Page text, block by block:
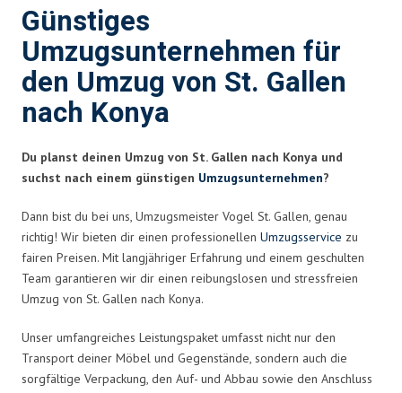
Günstiges
Umzugsunternehmen für
den Umzug von St. Gallen
nach Konya
Du planst deinen Umzug von St. Gallen nach Konya und
suchst nach einem günstigen Umzugsunternehmen?
Dann bist du bei uns, Umzugsmeister Vogel St. Gallen, genau
richtig! Wir bieten dir einen professionellen Umzugsservice zu
fairen Preisen. Mit langjähriger Erfahrung und einem geschulten
Team garantieren wir dir einen reibungslosen und stressfreien
Umzug von St. Gallen nach Konya.
Unser umfangreiches Leistungspaket umfasst nicht nur den
Transport deiner Möbel und Gegenstände, sondern auch die
sorgfältige Verpackung, den Auf- und Abbau sowie den Anschluss